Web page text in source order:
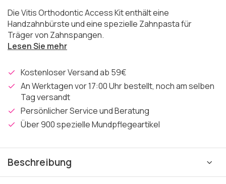
Die Vitis Orthodontic Access Kit enthält eine
Handzahnbürste und eine spezielle Zahnpasta für
Träger von Zahnspangen.
Lesen Sie mehr
Kostenloser Versand ab 59€
An Werktagen vor 17:00 Uhr bestellt, noch am selben
Tag versandt
Persönlicher Service und Beratung
Über 900 spezielle Mundpflegeartikel
Beschreibung